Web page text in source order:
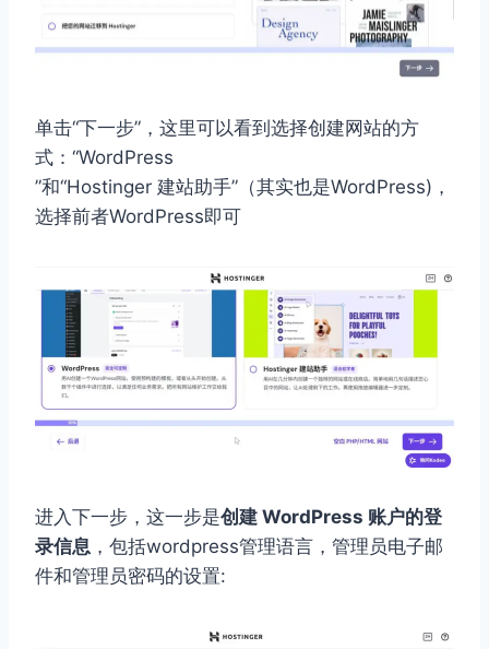
单击“下一步”，这里可以看到选择创建网站的方
式：“WordPress
”和“Hostinger 建站助手”（其实也是WordPress)，
选择前者WordPress即可
进入下一步，这一步是创建 WordPress 账户的登
录信息 ，包括wordpress管理语言，管理员电子邮
件和管理员密码的设置: